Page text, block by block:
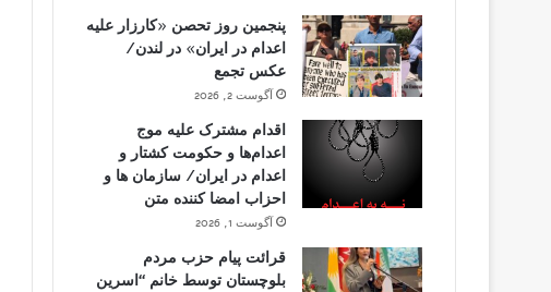
پنجمین روز تحصن «کارزار علیه
اعدام در ایران» در لندن/
عکس تجمع
آگوست 2, 2026
اقدام مشترک علیه موج
اعدام‌ها و حکومت کشتار و
اعدام در ایران/ سازمان ها و
احزاب امضا کننده متن
آگوست 1, 2026
قرائت پیام حزب مردم
بلوچستان توسط خانم “اسرین